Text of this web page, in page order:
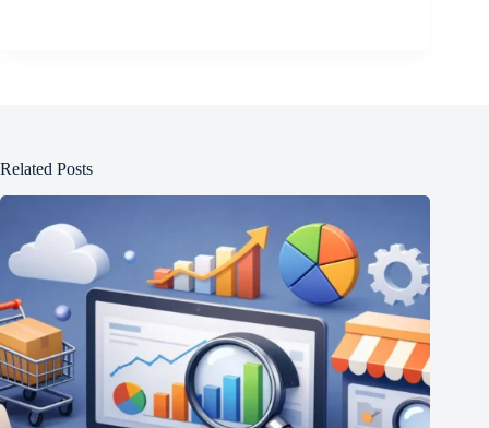
Related Posts